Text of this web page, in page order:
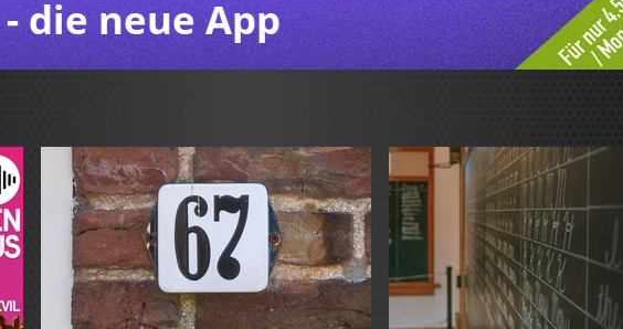
Wir sagen DANKE mit Gratis-Konzert & Party